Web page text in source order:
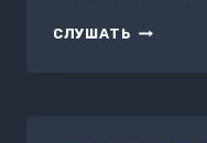
СЛУШАТЬ ЗАЧЕМ